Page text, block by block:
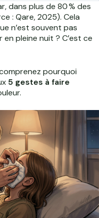
dans plus de 80 % des
: Qare, 2025). Cela
n’est souvent pas
pleine nuit ? C’est ce
pourquoi
5 gestes à faire